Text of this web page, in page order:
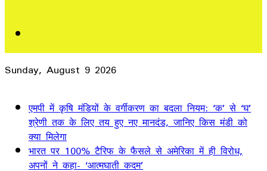
Sunday, August 9 2026
एमपी में कृषि मंडियों के वर्गीकरण का बदला नियम: ‘क’ से ‘घ’
श्रेणी तक के लिए तय हुए नए मानदंड, जानिए किस मंडी को
क्या मिलेगा
भारत पर 100% टैरिफ के फैसले से अमेरिका में ही विरोध,
अपनों ने कहा- ‘आत्मघाती कदम’